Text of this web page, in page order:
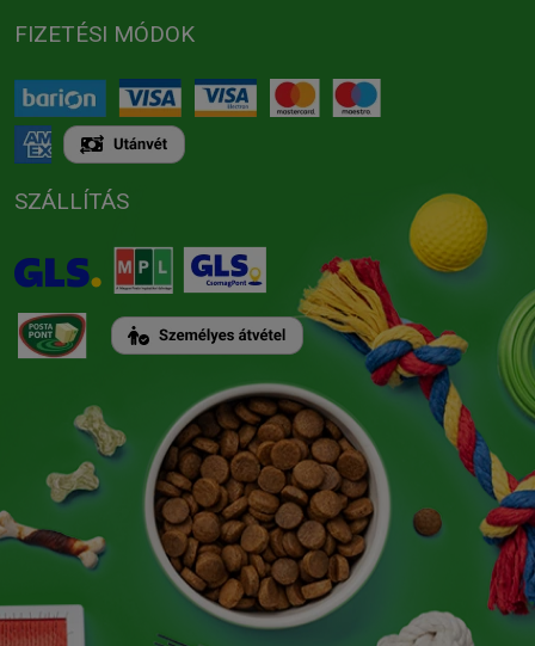
FIZETÉSI MÓDOK
SZÁLLÍTÁS